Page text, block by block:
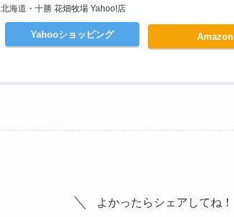
北海道・十勝 花畑牧場 Yahoo!店
Yahooショッピング Amazon
よかったらシェアしてね！